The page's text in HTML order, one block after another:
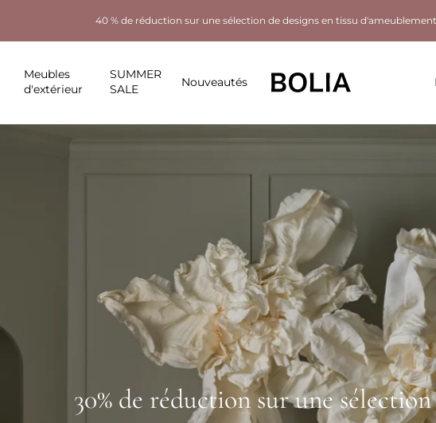
40 % de réduction sur une sélection de designs en tissu
Meubles
d'extérieur
SUMMER
SALE
Nouveautés
30% de réduction sur une sélection